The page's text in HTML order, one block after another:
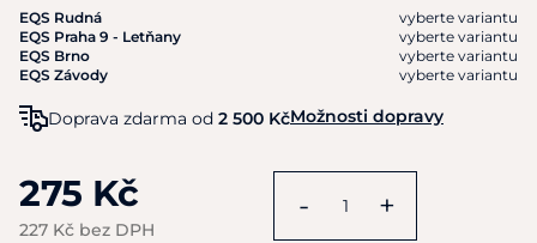
EQS Rudná
vyberte variantu
EQS Praha 9 - Letňany
vyberte variantu
EQS Brno
vyberte variantu
EQS Závody
vyberte variantu
Doprava zdarma od 2 500 KčMožnosti dopravy
275 Kč
227 Kč bez DPH
- +